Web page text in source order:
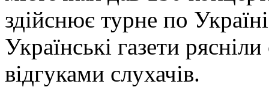
здійснює турне по
Українські газети
відгуками слухачів.